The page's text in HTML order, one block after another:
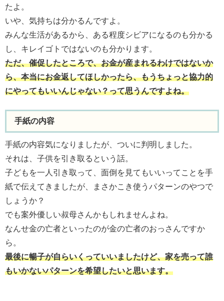
たよ。
いや、気持ちは分かるんですよ。
みんな生活があるから、ある程度シビアになるのも分かる
し、キレイゴトではないのも分かります。
ただ、催促したところで、お金が産まれるわけではないか
ら、本当にお金返してほしかったら、もうちょっと協力的
にやってもいいんじゃない？って思うんですよね。
手紙の内容
手紙の内容気になりましたが、ついに判明しました。
それは、子供を引き取るという話。
子どもを一人引き取って、面倒を見てもいいってことを手
紙で伝えてきましたが、まさかこき使うパターンのやつで
しょうか？
でも案外優しい叔母さんかもしれませんよね。
なんせ金の亡者といったのが金の亡者のおっさんですか
ら。
最後に暢子が自らいくっていいましたけど、家を売って誰
もいかないパターンを希望したいと思います。